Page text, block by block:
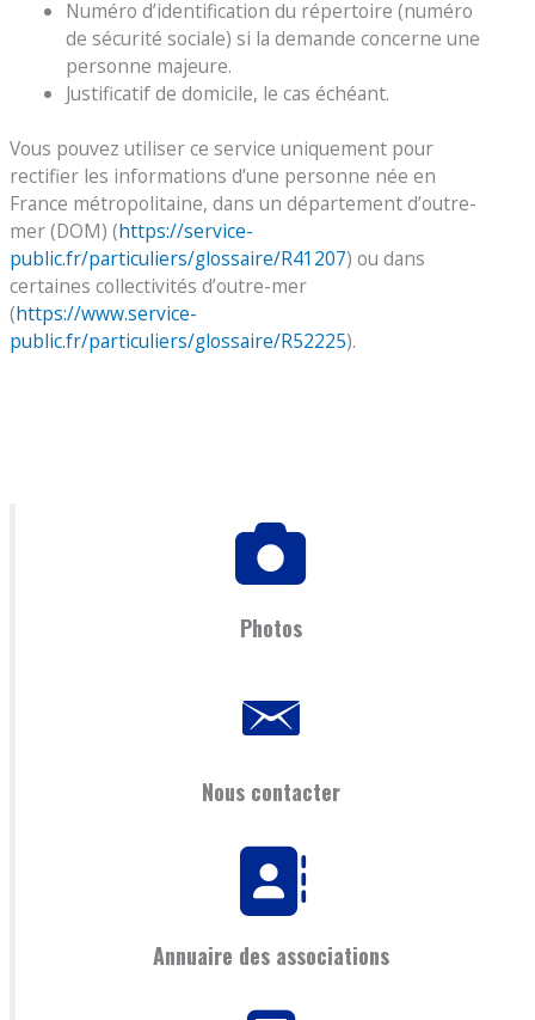
Numéro d’identification du répertoire (numéro
de sécurité sociale) si la demande concerne une
personne majeure.
Justificatif de domicile, le cas échéant.
Vous pouvez utiliser ce service uniquement pour
rectifier les informations d’une personne née en
France métropolitaine, dans un département d’outre-
mer (DOM) (https://service-
public.fr/particuliers/glossaire/R41207) ou dans
certaines collectivités d’outre-mer
(https://www.service-
public.fr/particuliers/glossaire/R52225).
Photos
Nous contacter
Annuaire des associations